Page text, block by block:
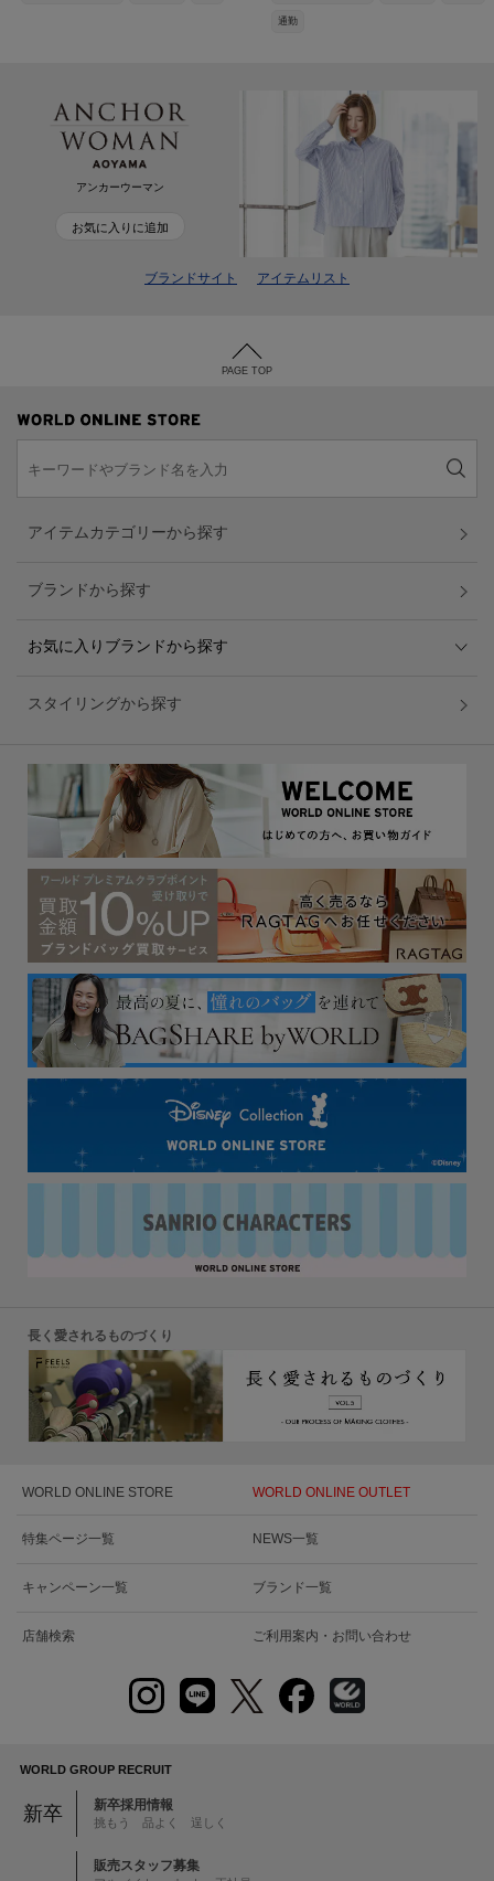
通勤
アンカーウーマン
お気に入りに追加
ブランドサイト アイテムリスト
PAGE TOP
アイテムカテゴリーから探す
ブランドから探す
お気に入りブランドから探す
スタイリングから探す
長く愛されるものづくり
WORLD ONLINE STORE WORLD ONLINE OUTLET
特集ページ一覧 NEWS一覧
キャンペーン一覧 ブランド一覧
店舗検索 ご利用案内・お問い合わせ
WORLD GROUP RECRUIT
新卒 新卒採用情報
挑もう 品よく 逞しく
販売スタッフ募集